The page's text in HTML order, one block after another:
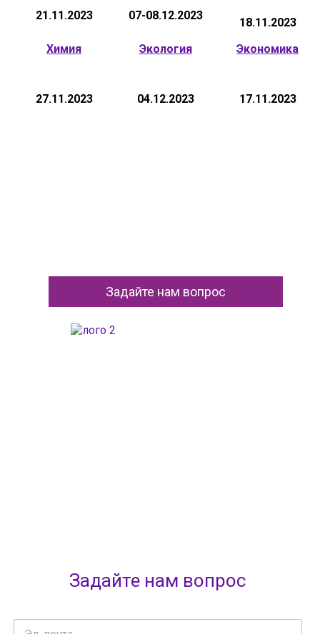
21.11.2023 07-08.12.2023
18.11.2023
Химия
27.11.2023
Экология
04.12.2023
Экономика
17.11.2023
Задайте нам вопрос
Задайте нам вопрос